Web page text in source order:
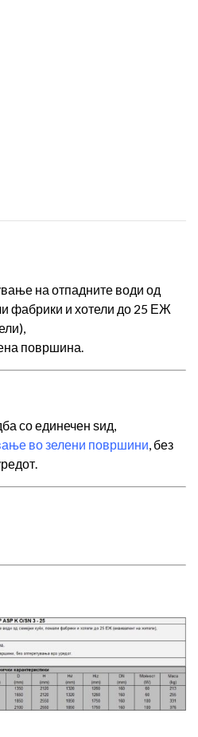
на отпадните води од
фабрики и хотели до 25 ЕЖ
површина.
со единечен ѕид,
во зелени површини, без